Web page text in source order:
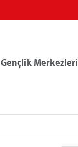
Gençlik Merkezleri